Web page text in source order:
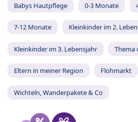
Babys Hautpflege 0-3 Monate
7-12 Monate Kleinkinder im 2.
Kleinkinder im 3. Lebensjahr Thema
Eltern in meiner Region Flohmarkt
Wichteln, Wanderpakete & Co